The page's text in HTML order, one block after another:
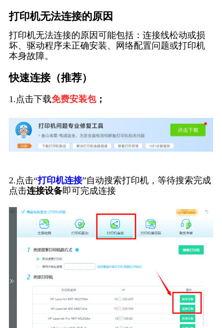
打印机无法连接的原因
打印机无法连接的原因可能包括：连接线松动或损
坏、驱动程序未正确安装、网络配置问题或打印机
本身故障。
快速连接（推荐）
1.点击下载免费安装包；
2.点击“打印机连接”自动搜索打印机，等待搜索完成
点击连接设备即可完成连接